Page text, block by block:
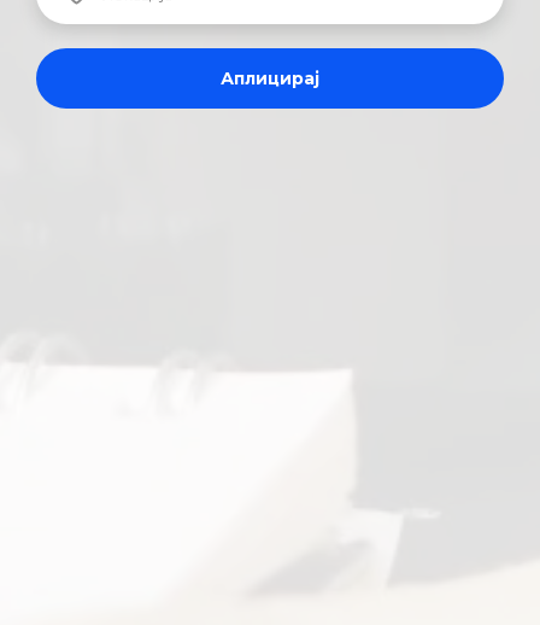
Аплицирај